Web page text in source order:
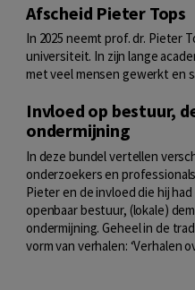
Afscheid Pieter Tops
In 2025 neemt prof. dr. Pieter
universiteit. In zijn lange
met veel mensen gewerkt en
Invloed op bestuur,
ondermijning
In deze bundel vertellen
onderzoekers en
Pieter en de invloed die hij
openbaar bestuur, (lokale)
ondermijning. Geheel in de
vorm van verhalen: ‘Verhalen